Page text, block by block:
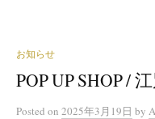
お知らせ
POP UP SHOP /
Posted on 2025年3月19日 by